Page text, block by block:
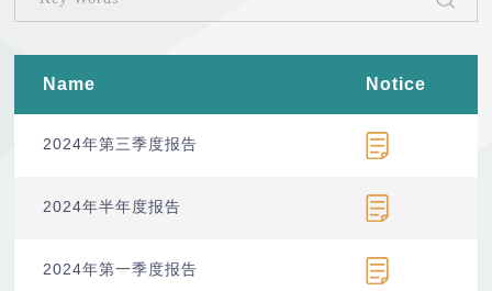
Name Notice
2024年第三季度报告
2024年半年度报告
2024年第一季度报告